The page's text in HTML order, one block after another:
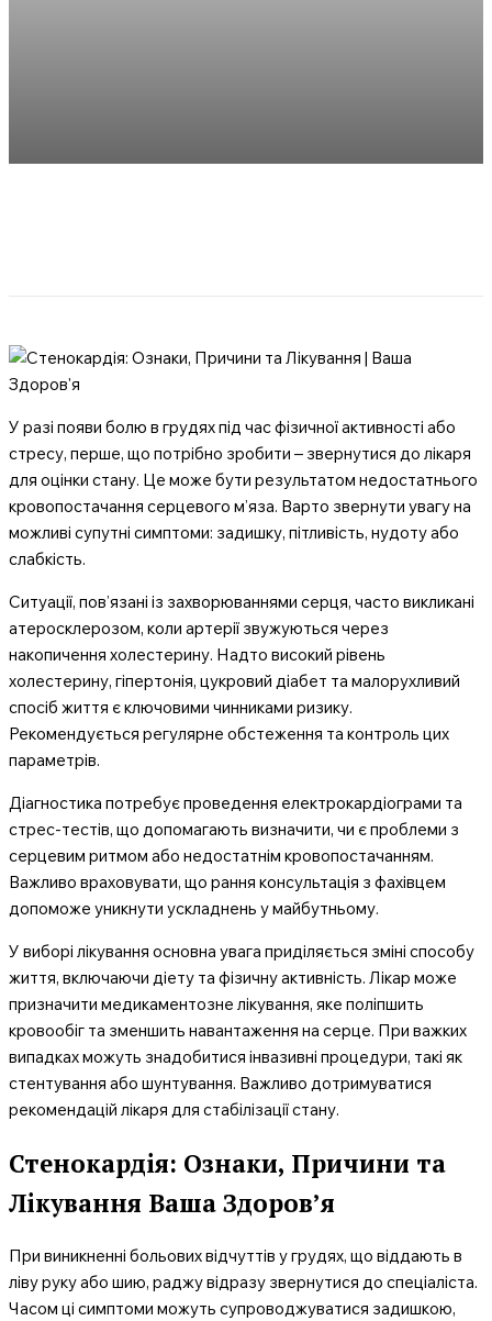
У разі появи болю в грудях під час фізичної активності або
стресу, перше, що потрібно зробити – звернутися до лікаря
для оцінки стану. Це може бути результатом недостатнього
кровопостачання серцевого м’яза. Варто звернути увагу на
можливі супутні симптоми: задишку, пітливість, нудоту або
слабкість.
Ситуації, пов’язані із захворюваннями серця, часто викликані
атеросклерозом, коли артерії звужуються через
накопичення холестерину. Надто високий рівень
холестерину, гіпертонія, цукровий діабет та малорухливий
спосіб життя є ключовими чинниками ризику.
Рекомендується регулярне обстеження та контроль цих
параметрів.
Діагностика потребує проведення електрокардіограми та
стрес-тестів, що допомагають визначити, чи є проблеми з
серцевим ритмом або недостатнім кровопостачанням.
Важливо враховувати, що рання консультація з фахівцем
допоможе уникнути ускладнень у майбутньому.
У виборі лікування основна увага приділяється зміні способу
життя, включаючи діету та фізичну активність. Лікар може
призначити медикаментозне лікування, яке поліпшить
кровообіг та зменшить навантаження на серце. При важких
випадках можуть знадобитися інвазивні процедури, такі як
стентування або шунтування. Важливо дотримуватися
рекомендацій лікаря для стабілізації стану.
Стенокардія: Ознаки, Причини та
Лікування Ваша Здоров’я
При виникненні больових відчуттів у грудях, що віддають в
ліву руку або шию, раджу відразу звернутися до спеціаліста.
Часом ці симптоми можуть супроводжуватися задишкою,